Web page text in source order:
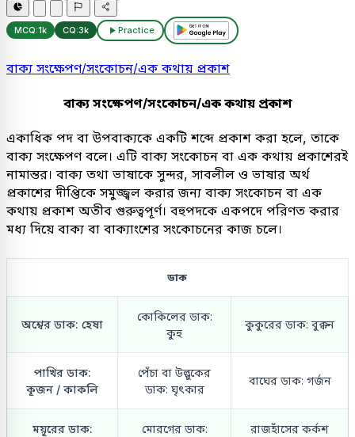
MCQ:1k CQ:3k Practice
বাক্য সংক্ষেপণ/সংকোচন/এক কথায় প্রকাশ
বাক্য সংক্ষেপণ/সংকোচন/এক কথায় প্রকাশ
একাধিক পদ বা উপবাক্যকে একটি শব্দে প্রকাশ করা হলে, তাকে
বাক্য সংক্ষেপণ বলে। এটি বাক্য সংকোচন বা এক কথায় প্রকাশেরই
নামান্তর। বাক্য তথা ভাষাকে সুন্দর, সাবলীল ও ভাষার অর্থ
প্রকাশের দীপ্তিকে সমুজ্জ্বল করার জন্য বাক্য সংকোচন বা এক
কথায় প্রকাশ অতীব গুরুত্বপূর্ণ। বহুপদকে একপদে পরিণত করার
মধ্য দিয়ে বাক্য বা বাক্যাংশের সংকোচনের কাজ চলে।
ডাক
অশ্বের ডাক: হেষা
কোকিলের ডাক:
কুহু
কুকুরের ডাক: বুক্কন
পাখির ডাক:
কূজন / কাকলি
পেঁচা বা উল্লুকের
ডাক: ঘৃৎকার
বাঘের ডাক: গর্জন
ময়ূরের ডাক:
মোরগের ডাক:
রাজহাঁসের কর্কশ